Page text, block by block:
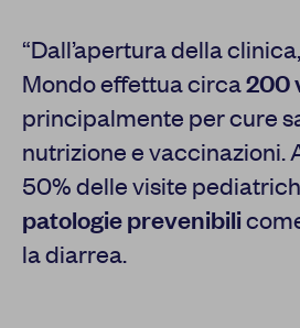
“Dall’apertura della
Mondo effettua circa200
principalmente per cure
nutrizione e vaccinazioni.
50% delle visite
patologie prevenibili
la diarrea.